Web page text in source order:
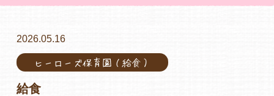
会社概要
2026.05.16
ヒーローズ保育園（給食）
給食